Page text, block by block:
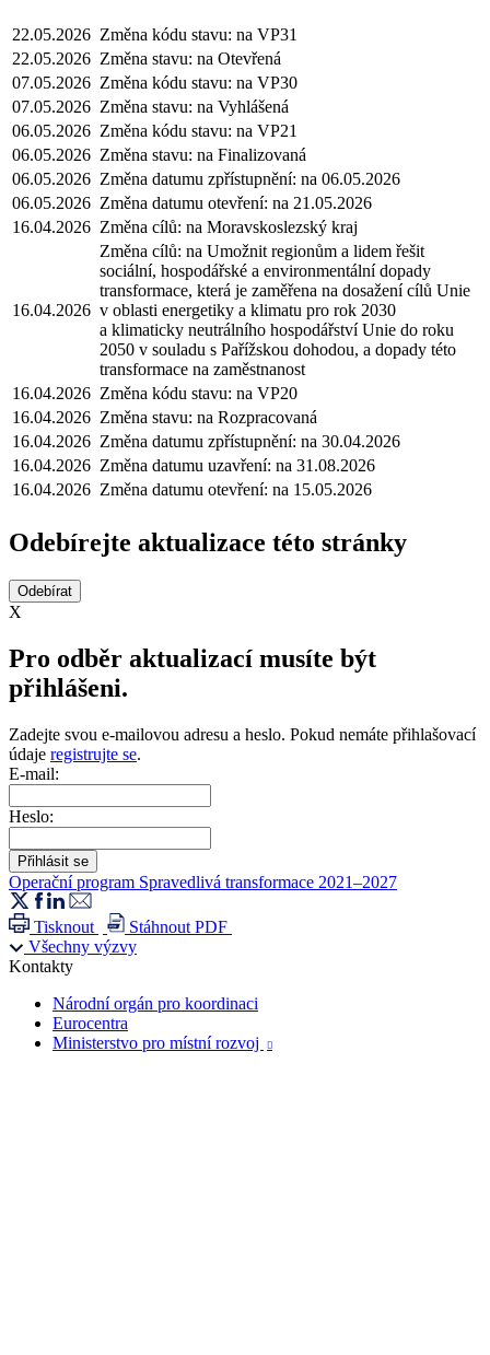
22.05.2026 Změna kódu stavu: na VP31
22.05.2026 Změna stavu: na Otevřená
07.05.2026 Změna kódu stavu: na VP30
07.05.2026 Změna stavu: na Vyhlášená
06.05.2026 Změna kódu stavu: na VP21
06.05.2026 Změna stavu: na Finalizovaná
06.05.2026 Změna datumu zpřístupnění: na 06.05.2026
06.05.2026 Změna datumu otevření: na 21.05.2026
16.04.2026 Změna cílů: na Moravskoslezský kraj
16.04.2026
Změna cílů: na Umožnit regionům a lidem řešit
sociální, hospodářské a environmentální dopady
transformace, která je zaměřena na dosažení cílů Unie
v oblasti energetiky a klimatu pro rok 2030
a klimaticky neutrálního hospodářství Unie do roku
2050 v souladu s Pařížskou dohodou, a dopady této
transformace na zaměstnanost
16.04.2026 Změna kódu stavu: na VP20
16.04.2026 Změna stavu: na Rozpracovaná
16.04.2026 Změna datumu zpřístupnění: na 30.04.2026
16.04.2026 Změna datumu uzavření: na 31.08.2026
16.04.2026 Změna datumu otevření: na 15.05.2026
Odebírejte aktualizace této stránky
X
Pro odběr aktualizací musíte být
přihlášeni.
Zadejte svou e-mailovou adresu a heslo. Pokud nemáte přihlašovací
údaje registrujte se.
E-mail:
Heslo:
Operační program Spravedlivá transformace 2021–2027
Tisknout
Stáhnout PDF
Všechny výzvy
Kontakty
Národní orgán pro koordinaci
Eurocentra
Ministerstvo pro místní rozvoj
